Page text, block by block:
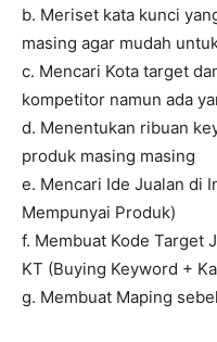
b. Meriset kata kunci
masing agar mudah
c. Mencari Kota target
kompetitor namun ada
d. Menentukan ribuan
produk masing masing
e. Mencari Ide Jualan di
Mempunyai Produk)
f. Membuat Kode Target
KT (Buying Keyword +
g. Membuat Maping